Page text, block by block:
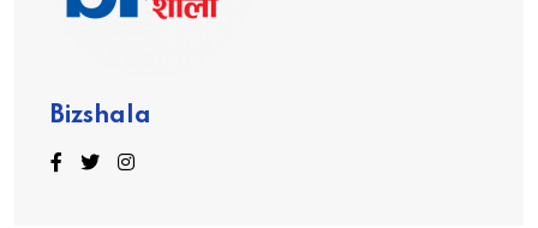
Bizshala